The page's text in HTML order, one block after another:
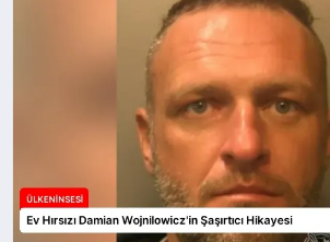
MALATYA HABERLERI